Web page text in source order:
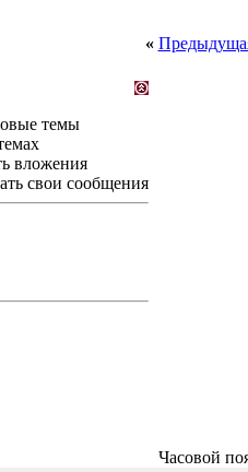
«
темы
вложения
свои сообщения
Часовой